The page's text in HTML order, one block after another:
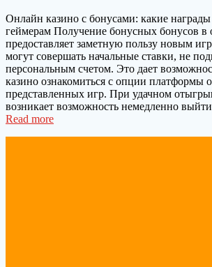
Онлайн казино с бонусами: какие награды
геймерам Получение бонусных бонусов в
предоставляет заметную пользу новым
могут совершать начальные ставки, не
персональным счетом. Это дает
казино ознакомиться с опции платформы
представленных игр. При удачном
возникает возможность немедленно
Read more